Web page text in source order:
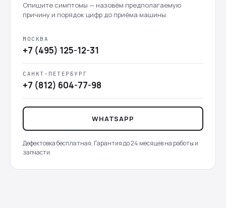
Опишите симптомы — назовём предполагаемую
причину и порядок цифр до приёма машины.
МОСКВА
+7 (495) 125-12-31
САНКТ-ПЕТЕРБУРГ
+7 (812) 604-77-98
WHATSAPP
Дефектовка бесплатная. Гарантия до 24 месяцев на работы и
запчасти.